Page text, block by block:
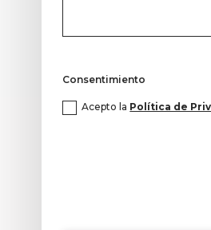
Consentimiento
Acepto la Política de